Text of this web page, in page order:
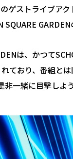
ゲストライブア
は、かつて
ており、番組と
一緒に目撃しよ